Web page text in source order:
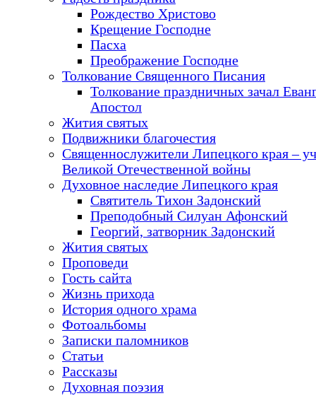
Рождество Христово
Крещение Господне
Пасха
Преображение Господне
Толкование Священного Писания
Толкование праздничных зачал
Апостол
Жития святых
Подвижники благочестия
Священнослужители Липецкого края –
Великой Отечественной войны
Духовное наследие Липецкого края
Святитель Тихон Задонский
Преподобный Силуан Афонский
Георгий, затворник Задонский
Жития святых
Проповеди
Гость сайта
Жизнь прихода
История одного храма
Фотоальбомы
Записки паломников
Статьи
Рассказы
Духовная поэзия